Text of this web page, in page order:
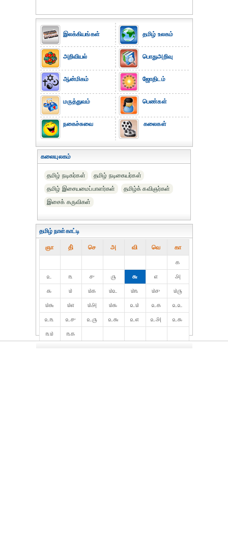
இலக்கியங்கள்
அறிவியல்
ஆன்மிகம்
மருத்துவம்
நகைச்சுவை
தமிழ் உலகம்
பொதுஅறிவு
ஜோதிடம்
பெண்கள்
கலைகள்
கலையுலகம்
தமிழ் நடிகர்கள்
தமிழ் நடிகையர்கள்
தமிழ் இசையமைப்பாளர்கள்
தமிழ்க் கவிஞர்கள்
இசைக் கருவிகள்
தமிழ் நாள்காட்டி
ஞா தி் செ அ வி வெ கா
௧
௨
௩ ௪ ௫ ௬ ௭
௮
௯
௰ ௰௧ ௰௨ ௰௩ ௰௪
௰௫
௰௬
௰௭ ௰௮ ௰௯ ௨௰ ௨௧
௨௨
௨௩
௨௪ ௨௫ ௨௬ ௨௭ ௨௮
௨௯
௩௰
௩௧